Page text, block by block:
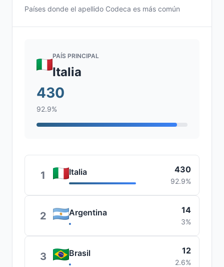
Países donde el apellido Codeca es más común
PAÍS PRINCIPAL
Italia
430
92.9%
1 Italia 430
92.9%
2 Argentina 14
3%
3 Brasil 12
2.6%